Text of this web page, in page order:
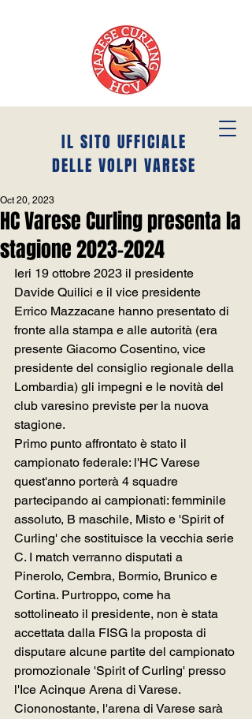
IL SITO UFFICIALE
DELLE VOLPI VARESE
HC Varese Curling presenta la
stagione 2023-2024
Oct 20, 2023
Ieri 19 ottobre 2023 il presidente
Davide Quilici e il vice presidente
Errico Mazzacane hanno presentato di
fronte alla stampa e alle autorità (era
presente Giacomo Cosentino, vice
presidente del consiglio regionale della
Lombardia) gli impegni e le novità del
club varesino previste per la nuova
stagione.
Primo punto affrontato è stato il
campionato federale: l'HC Varese
quest'anno porterà 4 squadre
partecipando ai campionati: femminile
assoluto, B maschile, Misto e 'Spirit of
Curling' che sostituisce la vecchia serie
C. I match verranno disputati a
Pinerolo, Cembra, Bormio, Brunico e
Cortina. Purtroppo, come ha
sottolineato il presidente, non è stata
accettata dalla FISG la proposta di
disputare alcune partite del campionato
promozionale 'Spirit of Curling' presso
l'Ice Acinque Arena di Varese.
Ciononostante, l'arena di Varese sarà